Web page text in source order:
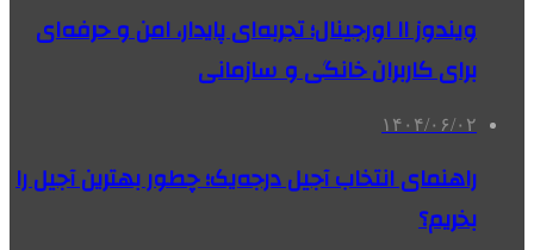
ویندوز ۱۱ اورجینال؛ تجربه‌ای پایدار، امن و حرفه‌ای
برای کاربران خانگی و سازمانی
۱۴۰۴/۰۶/۰۲
راهنمای انتخاب آجیل درجه‌یک؛ چطور بهترین آجیل را
بخریم؟